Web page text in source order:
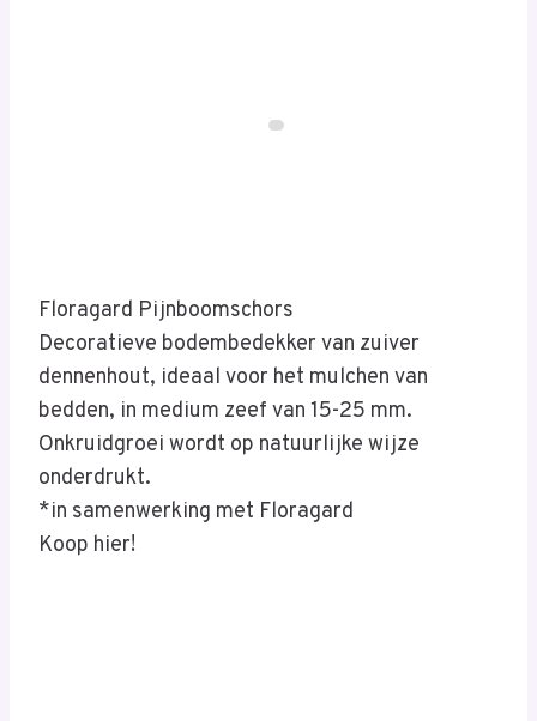
Floragard Pijnboomschors
Decoratieve bodembedekker van zuiver
dennenhout, ideaal voor het mulchen van
bedden, in medium zeef van 15-25 mm.
Onkruidgroei wordt op natuurlijke wijze
onderdrukt.
*in samenwerking met Floragard
Koop hier!